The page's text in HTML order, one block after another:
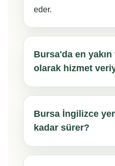
eder.
Bursa'da en
olarak hizmet
Bursa İngilizce
kadar sürer?